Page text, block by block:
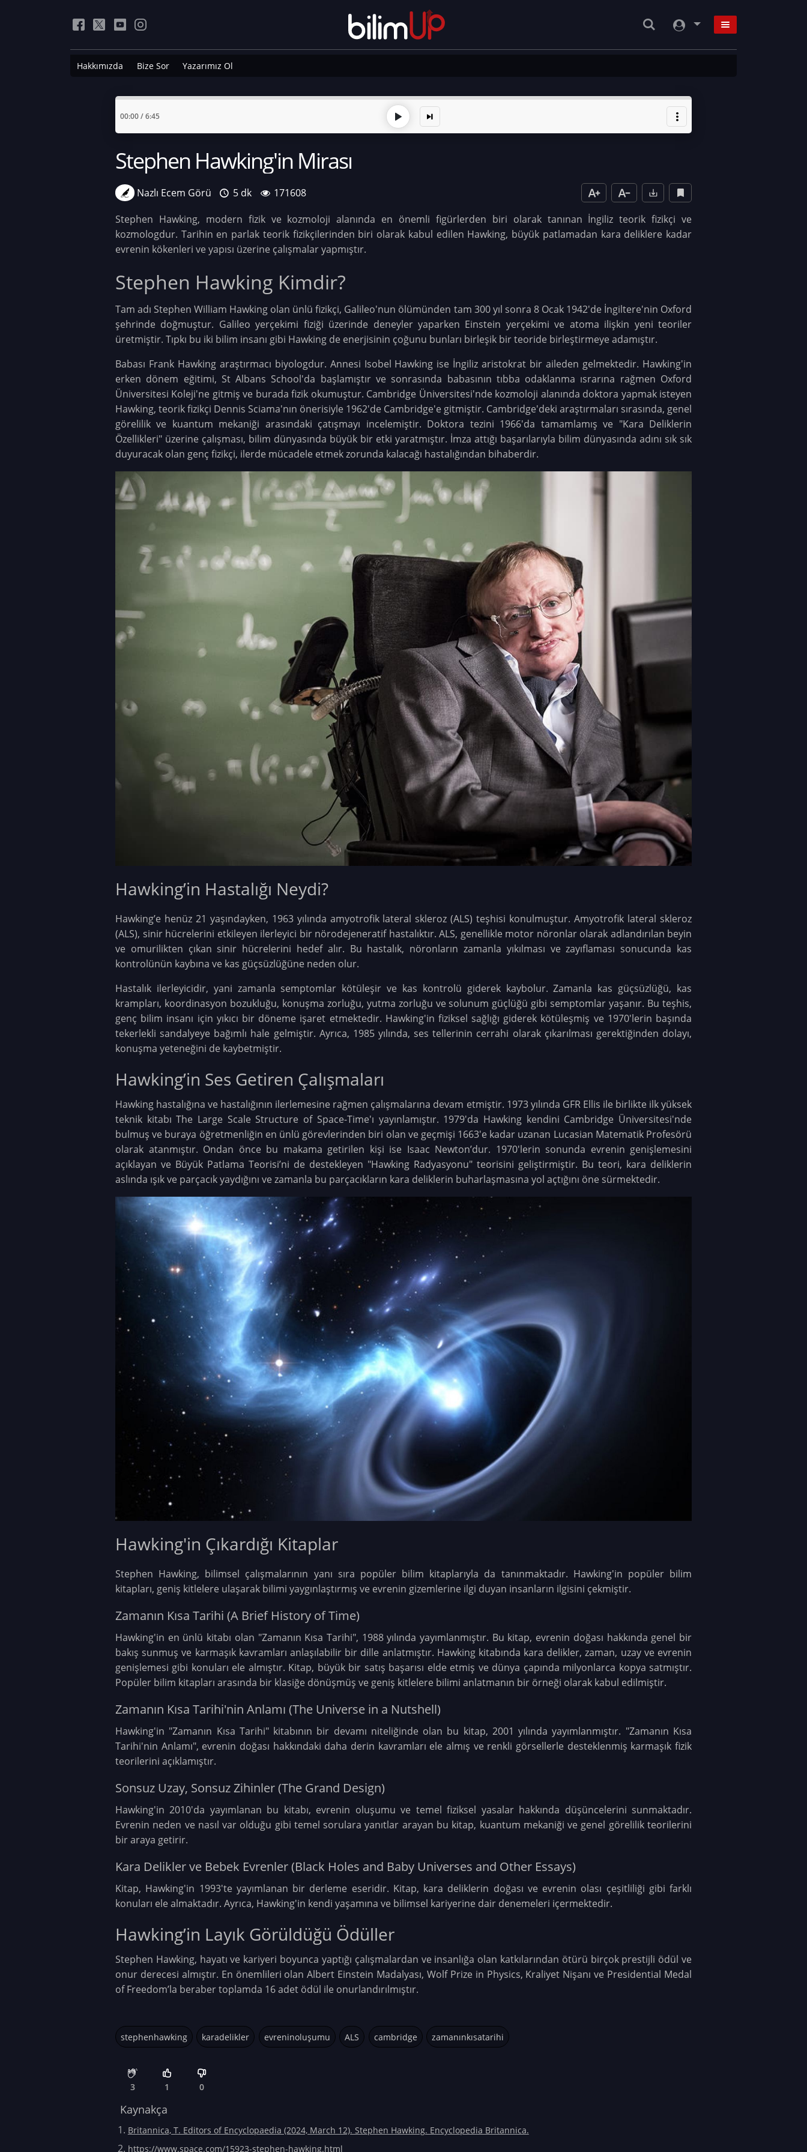
Hakkımızda Bize Sor Yazarımız Ol
00:00/6:45
Stephen Hawking'in Mirası
Nazlı Ecem Görü 5 dk
171608
Stephen Hawking, modern fizik ve kozmoloji alanında en önemli figürlerden biri olarak tanınan İngiliz teorik fizikçi ve
kozmologdur. Tarihin en parlak teorik fizikçilerinden biri olarak kabul edilen Hawking, büyük patlamadan kara deliklere kadar
evrenin kökenleri ve yapısı üzerine çalışmalar yapmıştır.
Stephen Hawking Kimdir?
Tam adı Stephen William Hawking olan ünlü fizikçi, Galileo'nun ölümünden tam 300 yıl sonra 8 Ocak 1942'de İngiltere'nin Oxford
şehrinde doğmuştur. Galileo yerçekimi fiziği üzerinde deneyler yaparken Einstein yerçekimi ve atoma ilişkin yeni teoriler
üretmiştir. Tıpkı bu iki bilim insanı gibi Hawking de enerjisinin çoğunu bunları birleşik bir teoride birleştirmeye adamıştır.
Babası Frank Hawking araştırmacı biyologdur. Annesi Isobel Hawking ise İngiliz aristokrat bir aileden gelmektedir. Hawking'in
erken dönem eğitimi, St Albans School'da başlamıştır ve sonrasında babasının tıbba odaklanma ısrarına rağmen Oxford
Üniversitesi Koleji'ne gitmiş ve burada fizik okumuştur. Cambridge Üniversitesi'nde kozmoloji alanında doktora yapmak isteyen
Hawking, teorik fizikçi Dennis Sciama'nın önerisiyle 1962'de Cambridge'e gitmiştir. Cambridge'deki araştırmaları sırasında, genel
görelilik ve kuantum mekaniği arasındaki çatışmayı incelemiştir. Doktora tezini 1966'da tamamlamış ve "Kara Deliklerin
Özellikleri" üzerine çalışması, bilim dünyasında büyük bir etki yaratmıştır. İmza attığı başarılarıyla bilim dünyasında adını sık sık
duyuracak olan genç fizikçi, ilerde mücadele etmek zorunda kalacağı hastalığından bihaberdir.
Hawking’in Hastalığı Neydi?
Hawking’e henüz 21 yaşındayken, 1963 yılında amyotrofik lateral skleroz (ALS) teşhisi konulmuştur. Amyotrofik lateral skleroz
(ALS), sinir hücrelerini etkileyen ilerleyici bir nörodejeneratif hastalıktır. ALS, genellikle motor nöronlar olarak adlandırılan beyin
ve omurilikten çıkan sinir hücrelerini hedef alır. Bu hastalık, nöronların zamanla yıkılması ve zayıflaması sonucunda kas
kontrolünün kaybına ve kas güçsüzlüğüne neden olur.
Hastalık ilerleyicidir, yani zamanla semptomlar kötüleşir ve kas kontrolü giderek kaybolur. Zamanla kas güçsüzlüğü, kas
krampları, koordinasyon bozukluğu, konuşma zorluğu, yutma zorluğu ve solunum güçlüğü gibi semptomlar yaşanır. Bu teşhis,
genç bilim insanı için yıkıcı bir döneme işaret etmektedir. Hawking'in fiziksel sağlığı giderek kötüleşmiş ve 1970'lerin başında
tekerlekli sandalyeye bağımlı hale gelmiştir. Ayrıca, 1985 yılında, ses tellerinin cerrahi olarak çıkarılması gerektiğinden dolayı,
konuşma yeteneğini de kaybetmiştir.
Hawking’in Ses Getiren Çalışmaları
Hawking hastalığına ve hastalığının ilerlemesine rağmen çalışmalarına devam etmiştir. 1973 yılında GFR Ellis ile birlikte ilk yüksek
teknik kitabı The Large Scale Structure of Space-Time'ı yayınlamıştır. 1979'da Hawking kendini Cambridge Üniversitesi'nde
bulmuş ve buraya öğretmenliğin en ünlü görevlerinden biri olan ve geçmişi 1663'e kadar uzanan Lucasian Matematik Profesörü
olarak atanmıştır. Ondan önce bu makama getirilen kişi ise Isaac Newton’dur. 1970'lerin sonunda evrenin genişlemesini
açıklayan ve Büyük Patlama Teorisi’ni de destekleyen "Hawking Radyasyonu" teorisini geliştirmiştir. Bu teori, kara deliklerin
aslında ışık ve parçacık yaydığını ve zamanla bu parçacıkların kara deliklerin buharlaşmasına yol açtığını öne sürmektedir.
Hawking'in Çıkardığı Kitaplar
Stephen Hawking, bilimsel çalışmalarının yanı sıra popüler bilim kitaplarıyla da tanınmaktadır. Hawking'in popüler bilim
kitapları, geniş kitlelere ulaşarak bilimi yaygınlaştırmış ve evrenin gizemlerine ilgi duyan insanların ilgisini çekmiştir.
Zamanın Kısa Tarihi (A Brief History of Time)
Hawking'in en ünlü kitabı olan "Zamanın Kısa Tarihi", 1988 yılında yayımlanmıştır. Bu kitap, evrenin doğası hakkında genel bir
bakış sunmuş ve karmaşık kavramları anlaşılabilir bir dille anlatmıştır. Hawking kitabında kara delikler, zaman, uzay ve evrenin
genişlemesi gibi konuları ele almıştır. Kitap, büyük bir satış başarısı elde etmiş ve dünya çapında milyonlarca kopya satmıştır.
Popüler bilim kitapları arasında bir klasiğe dönüşmüş ve geniş kitlelere bilimi anlatmanın bir örneği olarak kabul edilmiştir.
Zamanın Kısa Tarihi'nin Anlamı (The Universe in a Nutshell)
Hawking'in "Zamanın Kısa Tarihi" kitabının bir devamı niteliğinde olan bu kitap, 2001 yılında yayımlanmıştır. "Zamanın Kısa
Tarihi'nin Anlamı", evrenin doğası hakkındaki daha derin kavramları ele almış ve renkli görsellerle desteklenmiş karmaşık fizik
teorilerini açıklamıştır.
Sonsuz Uzay, Sonsuz Zihinler (The Grand Design)
Hawking'in 2010'da yayımlanan bu kitabı, evrenin oluşumu ve temel fiziksel yasalar hakkında düşüncelerini sunmaktadır.
Evrenin neden ve nasıl var olduğu gibi temel sorulara yanıtlar arayan bu kitap, kuantum mekaniği ve genel görelilik teorilerini
bir araya getirir.
Kara Delikler ve Bebek Evrenler (Black Holes and Baby Universes and Other Essays)
Kitap, Hawking'in 1993'te yayımlanan bir derleme eseridir. Kitap, kara deliklerin doğası ve evrenin olası çeşitliliği gibi farklı
konuları ele almaktadır. Ayrıca, Hawking'in kendi yaşamına ve bilimsel kariyerine dair denemeleri içermektedir.
Hawking’in Layık Görüldüğü Ödüller
Stephen Hawking, hayatı ve kariyeri boyunca yaptığı çalışmalardan ve insanlığa olan katkılarından ötürü birçok prestijli ödül ve
onur derecesi almıştır. En önemlileri olan Albert Einstein Madalyası, Wolf Prize in Physics, Kraliyet Nişanı ve Presidential Medal
of Freedom’la beraber toplamda 16 adet ödül ile onurlandırılmıştır.
stephenhawking karadelikler evreninoluşumu ALS cambridge zamanınkısatarihi
3 1 0
Kaynakça
Britannica, T. Editors of Encyclopaedia (2024, March 12). Stephen Hawking. Encyclopedia Britannica.
https://www.space.com/15923-stephen-hawking.html